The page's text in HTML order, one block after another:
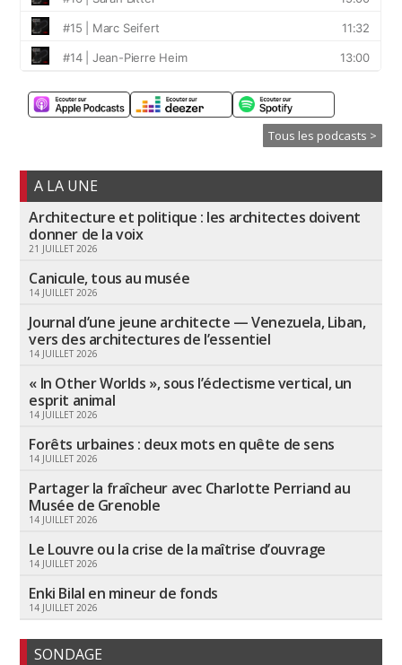
Tous les podcasts >
A LA UNE
Architecture et politique : les architectes doivent
donner de la voix
21 JUILLET 2026
Canicule, tous au musée
14 JUILLET 2026
Journal d’une jeune architecte — Venezuela, Liban,
vers des architectures de l’essentiel
14 JUILLET 2026
« In Other Worlds », sous l’éclectisme vertical, un
esprit animal
14 JUILLET 2026
Forêts urbaines : deux mots en quête de sens
14 JUILLET 2026
Partager la fraîcheur avec Charlotte Perriand au
Musée de Grenoble
14 JUILLET 2026
Le Louvre ou la crise de la maîtrise d’ouvrage
14 JUILLET 2026
Enki Bilal en mineur de fonds
14 JUILLET 2026
SONDAGE